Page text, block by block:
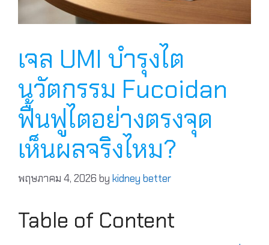
เจล UMI บำรุงไต
นวัตกรรม Fucoidan
ฟื้นฟูไตอย่างตรงจุด
เห็นผลจริงไหม?
พฤษภาคม 4, 2026 by kidney better
Table of Content